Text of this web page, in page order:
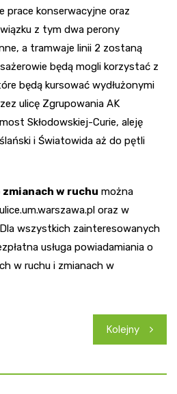
prace konserwacyjne oraz
z tym dwa perony
a tramwaje linii 2 zostaną
będą mogli korzystać z
będą kursować wydłużonymi
ulicę Zgrupowania AK
Skłodowskiej-Curie, aleję
i Światowida aż do pętli
w ruchu można
oraz w
Dla wszystkich zainteresowanych
usługa powiadamiania o
w ruchu i zmianach w
Kolejny